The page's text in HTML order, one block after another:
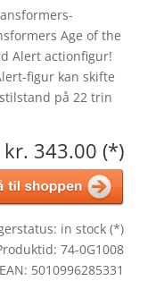
Age of the
Alert actionfigur!
figur kan skifte
på 22 trin
kr. 343.00 (*)
in stock (*)
74-0G1008
EAN: 5010996285331